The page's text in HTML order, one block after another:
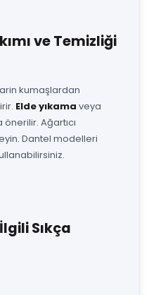
ve Temizliği
kumaşlardan
Elde yıkama veya
Ağartıcı
Dantel modelleri
Sıkça